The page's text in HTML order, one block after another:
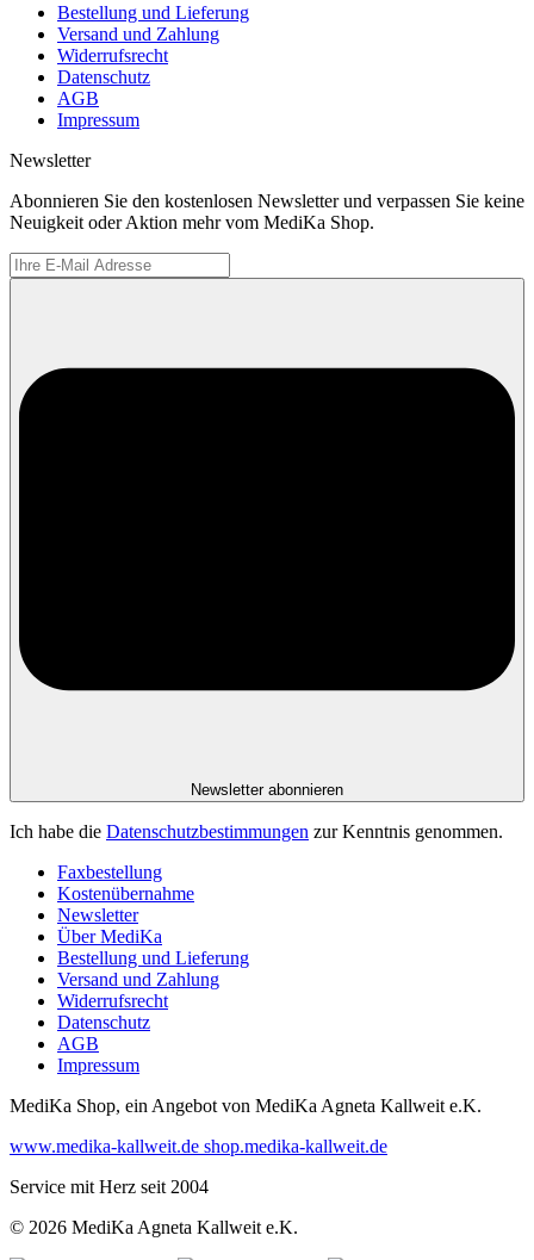
Bestellung und Lieferung
Versand und Zahlung
Widerrufsrecht
Datenschutz
AGB
Impressum
Newsletter
Abonnieren Sie den kostenlosen Newsletter und verpassen Sie keine
Neuigkeit oder Aktion mehr vom MediKa Shop.
Newsletter abonnieren
Ich habe die Datenschutzbestimmungen zur Kenntnis genommen.
Faxbestellung
Kostenübernahme
Newsletter
Über MediKa
Bestellung und Lieferung
Versand und Zahlung
Widerrufsrecht
Datenschutz
AGB
Impressum
MediKa Shop, ein Angebot von MediKa Agneta Kallweit e.K.
www.medika-kallweit.de shop.medika-kallweit.de
Service mit Herz seit 2004
© 2026 MediKa Agneta Kallweit e.K.